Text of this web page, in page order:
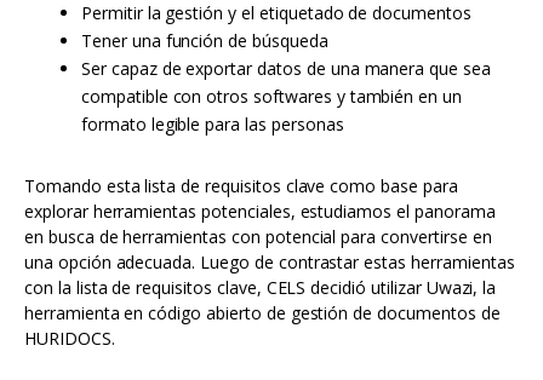
Permitir la gestión y el etiquetado de documentos
Tener una función de búsqueda
Ser capaz de exportar datos de una manera que sea
compatible con otros softwares y también en un
formato legible para las personas
Tomando esta lista de requisitos clave como base para
explorar herramientas potenciales, estudiamos el panorama
en busca de herramientas con potencial para convertirse en
una opción adecuada. Luego de contrastar estas herramientas
con la lista de requisitos clave, CELS decidió utilizar Uwazi, la
herramienta en código abierto de gestión de documentos de
HURIDOCS.